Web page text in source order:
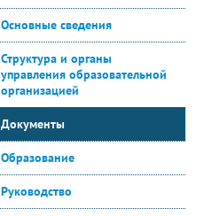
Основные сведения
Структура и органы
управления образовательной
организацией
Документы
Образование
Руководство